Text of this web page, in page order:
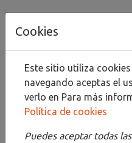
Cookies
Este sitio utiliza
navegando aceptas el
verlo en Para más
Política de cookies
Puedes aceptar todas